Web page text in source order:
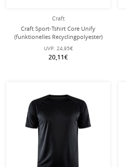
Craft
Craft Sport-Tshirt Core Unify
(funktionelles Recyclingpolyester)
grün Herren
UVP: 24,95€
20,11€